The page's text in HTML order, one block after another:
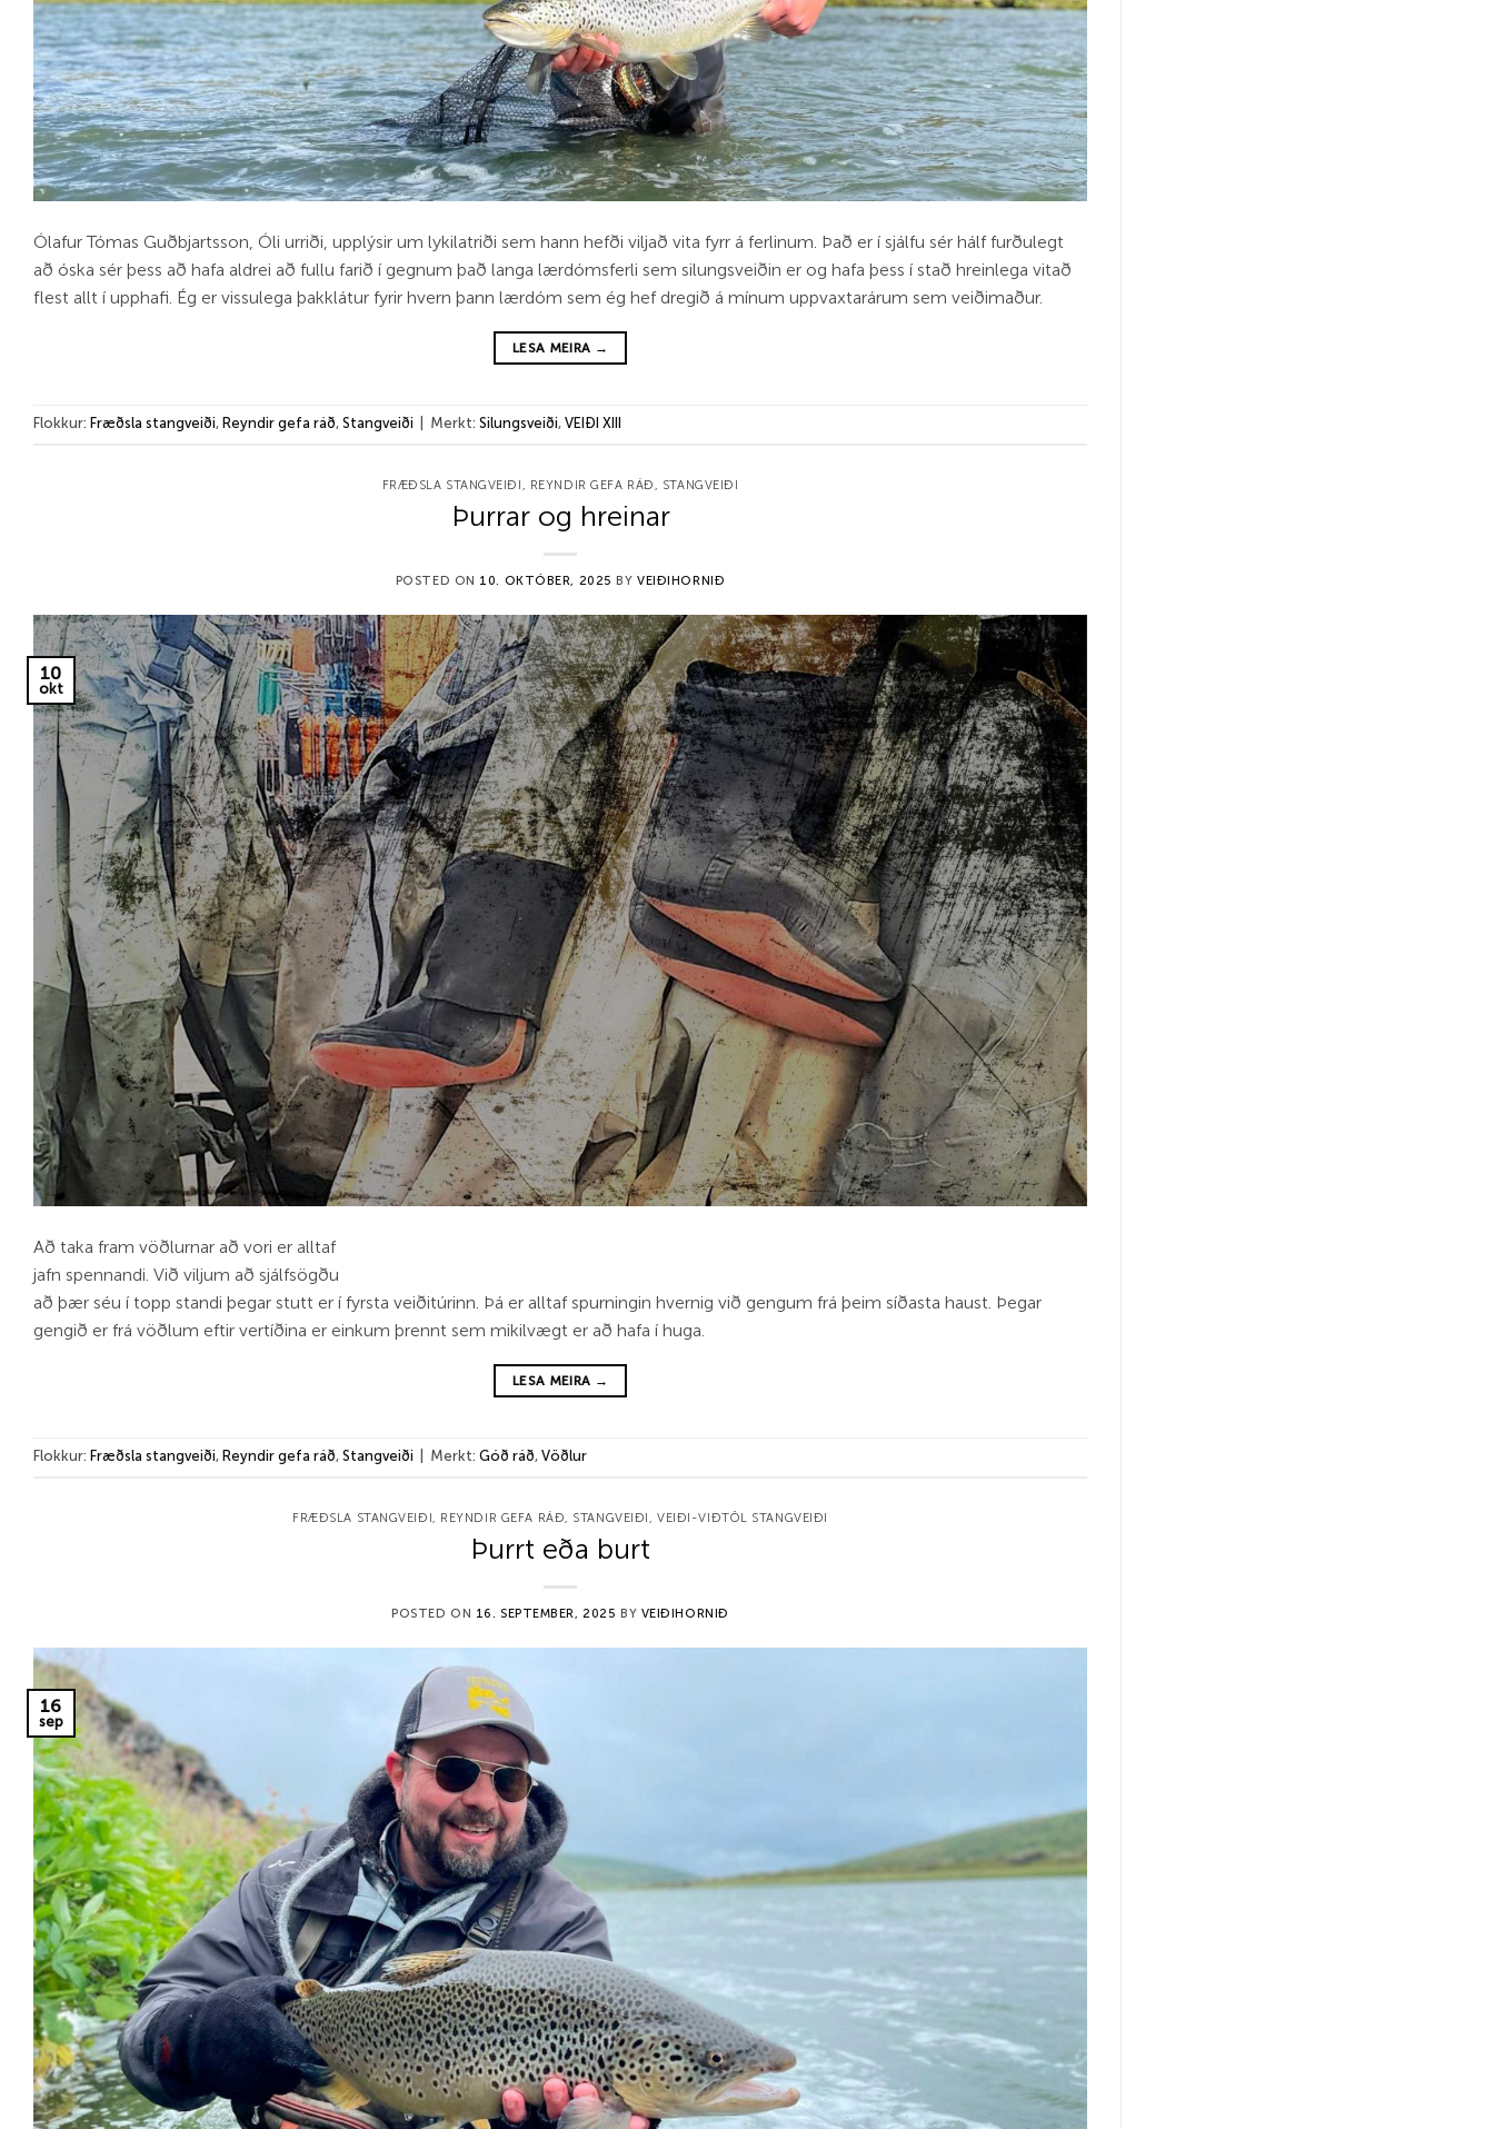
Ólafur Tómas Guðbjartsson, Óli urriði, upplýsir um lykilatriði sem hann hefði viljað vita fyrr á ferlinum. Það er í sjálfu sér hálf furðulegt
að óska sér þess að hafa aldrei að fullu farið í gegnum það langa lærdómsferli sem silungsveiðin er og hafa þess í stað hreinlega vitað
flest allt í upphafi. Ég er vissulega þakklátur fyrir hvern þann lærdóm sem ég hef dregið á mínum uppvaxtarárum sem veiðimaður.
LESA MEIRA →
Flokkur: Fræðsla stangveiði, Reyndir gefa ráð, Stangveiði Merkt: Silungsveiði, VEIÐI XIII
FRÆÐSLA STANGVEIÐI, REYNDIR GEFA RÁÐ, STANGVEIÐI
Þurrar og hreinar
POSTED ON 10. OKTÓBER, 2025 BYVEIÐIHORNIÐ
10
okt
Að taka fram vöðlurnar að vori er alltaf
jafn spennandi. Við viljum að sjálfsögðu
að þær séu í topp standi þegar stutt er í fyrsta veiðitúrinn. Þá er alltaf spurningin hvernig við gengum frá þeim síðasta haust. Þegar
gengið er frá vöðlum eftir vertíðina er einkum þrennt sem mikilvægt er að hafa í huga.
LESA MEIRA →
Flokkur: Fræðsla stangveiði, Reyndir gefa ráð, Stangveiði Merkt: Góð ráð, Vöðlur
FRÆÐSLA STANGVEIÐI, REYNDIR GEFA RÁÐ, STANGVEIÐI,VEIÐI-VIÐTÖL STANGVEIÐI
Þurrt eða burt
POSTED ON 16. SEPTEMBER, 2025 BY VEIÐIHORNIÐ
16
sep